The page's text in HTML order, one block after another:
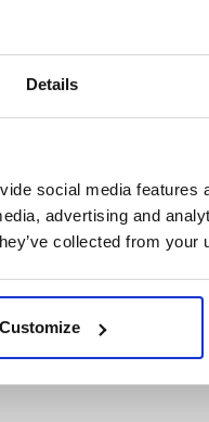
Details
social media features
advertising and
collected from your
Customize